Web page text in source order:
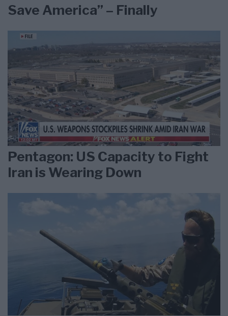
Save America” – Finally
Pentagon: US Capacity to Fight
Iran is Wearing Down